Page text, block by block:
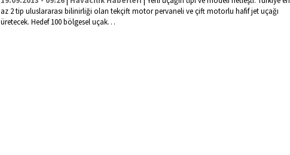
az 2 tip uluslararası bilinirliği olan tekçift motor pervaneli ve çift motorlu hafif jet uçağı
üretecek. Hedef 100 bölgesel uçak…